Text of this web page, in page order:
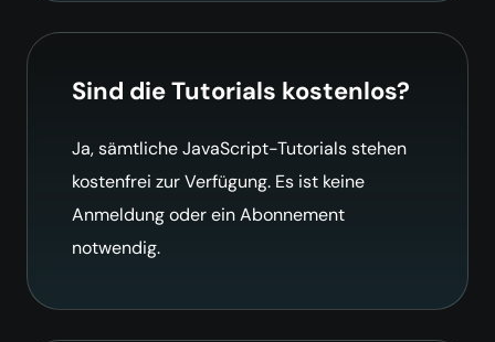
Sind die Tutorials kostenlos?
Ja, sämtliche JavaScript-Tutorials stehen
kostenfrei zur Verfügung. Es ist keine
Anmeldung oder ein Abonnement
notwendig.